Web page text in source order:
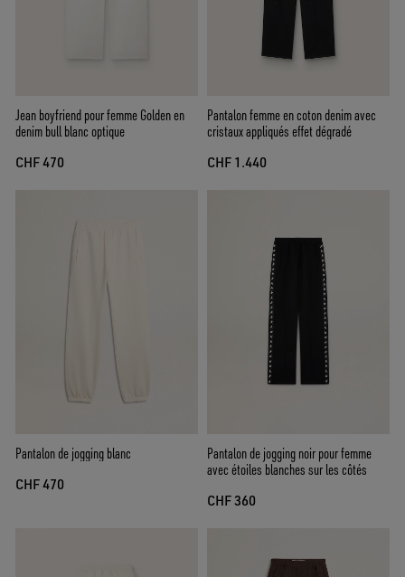
Jean boyfriend pour femme Golden en
denim bull blanc optique
CHF 470
Pantalon femme en coton denim avec
cristaux appliqués effet dégradé
CHF 1.440
Pantalon de jogging blanc
CHF 470
Pantalon de jogging noir pour femme
avec étoiles blanches sur les côtés
CHF 360